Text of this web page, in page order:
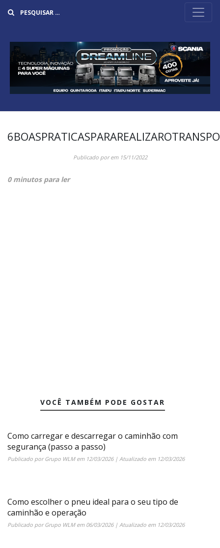
Publicado porem 15/11/2022
0 minutos para ler
VOCÊ TAMBÉM PODE GOSTAR
Como carregar e descarregar o caminhão com
segurança (passo a passo)
Publicado porGrupo WLMem 12/03/2026| Atualizado em 12/03/2026
Como escolher o pneu ideal para o seu tipo de
caminhão e operação
Publicado porGrupo WLMem 06/03/2026| Atualizado em 12/03/2026